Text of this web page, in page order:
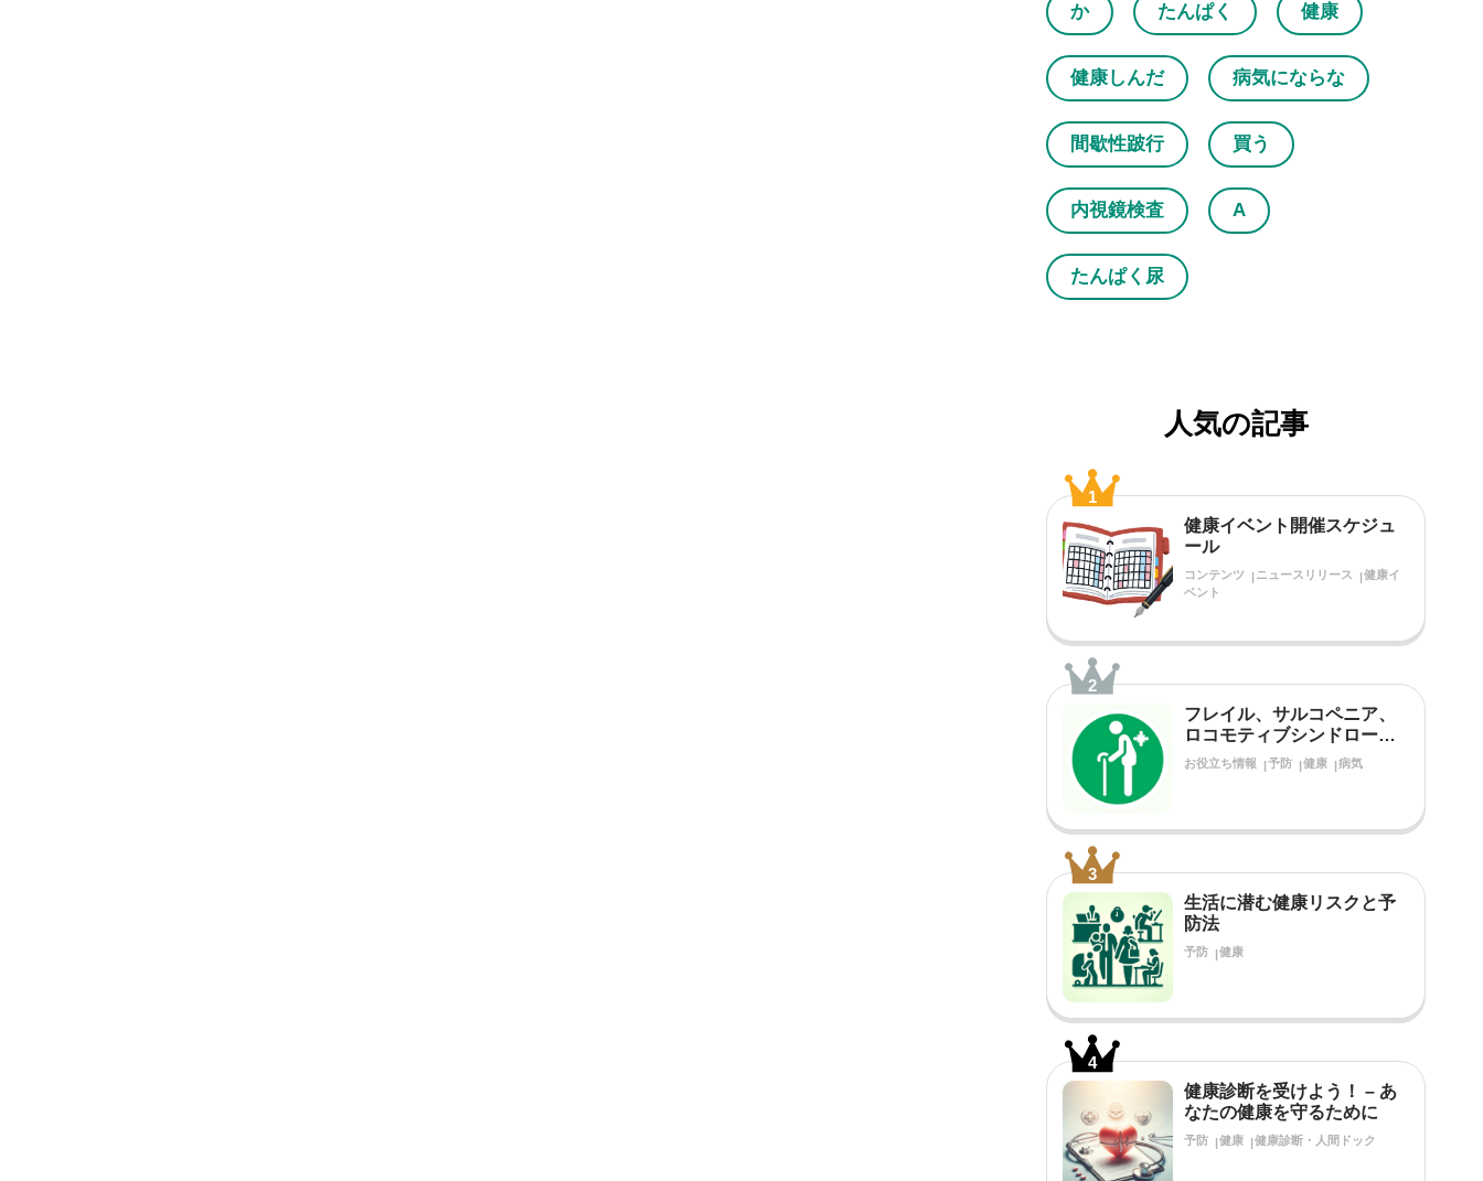
か たんぱく 健康
健康しんだ 病気にならな
間歇性跛行 買う
内視鏡検査 A
たんぱく尿
人気の記事
1
健康イベント開催スケジュ
ール
コンテンツ ニュースリリース
健康イ
ベント
2
フレイル、サルコペニア、
ロコモティブシンドローム
をご存知ですか？
お役立ち情報 予防 健康 病気
3
生活に潜む健康リスクと予
防法
予防 健康
4
健康診断を受けよう！ – あ
なたの健康を守るために
予防 健康 健康診断・人間ドック